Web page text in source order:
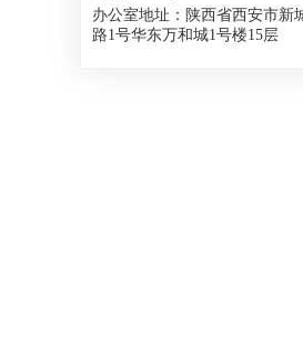
办公室地址：陕西省西安市新
路1号华东万和城1号楼15层